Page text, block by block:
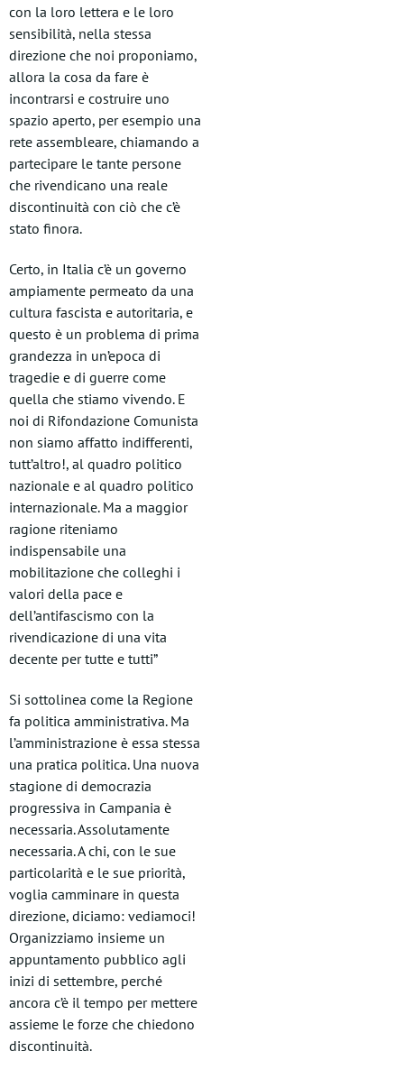
con la loro lettera e le loro
sensibilità, nella stessa
direzione che noi proponiamo,
allora la cosa da fare è
incontrarsi e costruire uno
spazio aperto, per esempio una
rete assembleare, chiamando a
partecipare le tante persone
che rivendicano una reale
discontinuità con ciò che c’è
stato finora.
Certo, in Italia c’è un governo
ampiamente permeato da una
cultura fascista e autoritaria, e
questo è un problema di prima
grandezza in un’epoca di
tragedie e di guerre come
quella che stiamo vivendo. E
noi di Rifondazione Comunista
non siamo affatto indifferenti,
tutt’altro!, al quadro politico
nazionale e al quadro politico
internazionale. Ma a maggior
ragione riteniamo
indispensabile una
mobilitazione che colleghi i
valori della pace e
dell’antifascismo con la
rivendicazione di una vita
decente per tutte e tutti”
Si sottolinea come la Regione
fa politica amministrativa. Ma
l’amministrazione è essa stessa
una pratica politica. Una nuova
stagione di democrazia
progressiva in Campania è
necessaria. Assolutamente
necessaria. A chi, con le sue
particolarità e le sue priorità,
voglia camminare in questa
direzione, diciamo: vediamoci!
Organizziamo insieme un
appuntamento pubblico agli
inizi di settembre, perché
ancora c’è il tempo per mettere
assieme le forze che chiedono
discontinuità.